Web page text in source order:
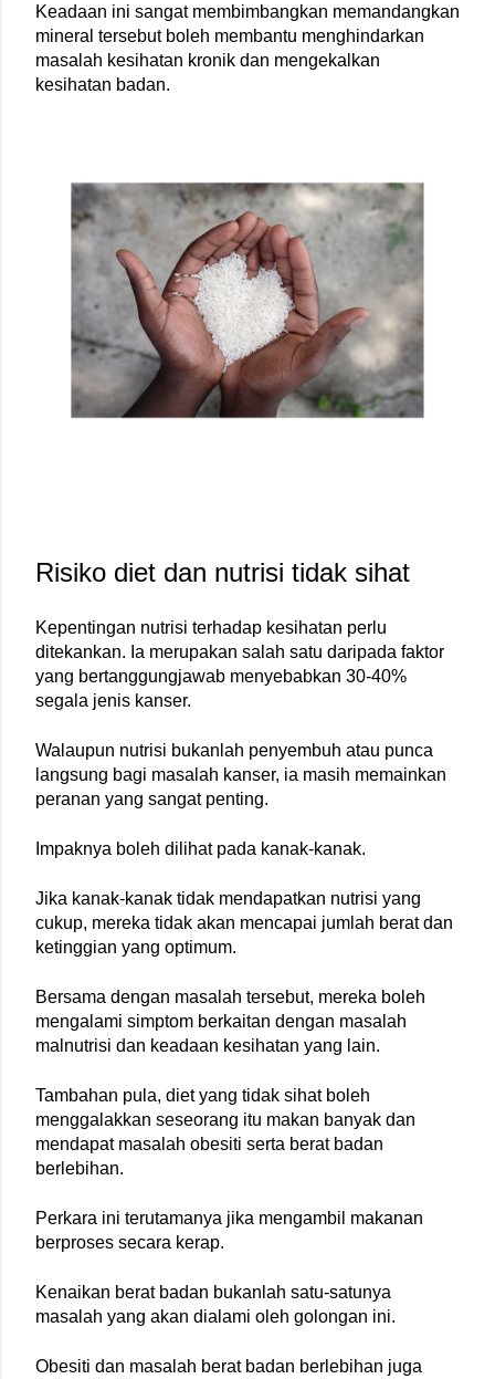
Keadaan ini sangat membimbangkan memandangkan
mineral tersebut boleh membantu menghindarkan
masalah kesihatan kronik dan mengekalkan
kesihatan badan.
Risiko diet dan nutrisi tidak sihat
Kepentingan nutrisi terhadap kesihatan perlu
ditekankan. Ia merupakan salah satu daripada faktor
yang bertanggungjawab menyebabkan 30-40%
segala jenis kanser.
Walaupun nutrisi bukanlah penyembuh atau punca
langsung bagi masalah kanser, ia masih memainkan
peranan yang sangat penting.
Impaknya boleh dilihat pada kanak-kanak.
Jika kanak-kanak tidak mendapatkan nutrisi yang
cukup, mereka tidak akan mencapai jumlah berat dan
ketinggian yang optimum.
Bersama dengan masalah tersebut, mereka boleh
mengalami simptom berkaitan dengan masalah
malnutrisi dan keadaan kesihatan yang lain.
Tambahan pula, diet yang tidak sihat boleh
menggalakkan seseorang itu makan banyak dan
mendapat masalah obesiti serta berat badan
berlebihan.
Perkara ini terutamanya jika mengambil makanan
berproses secara kerap.
Kenaikan berat badan bukanlah satu-satunya
masalah yang akan dialami oleh golongan ini.
Obesiti dan masalah berat badan berlebihan juga